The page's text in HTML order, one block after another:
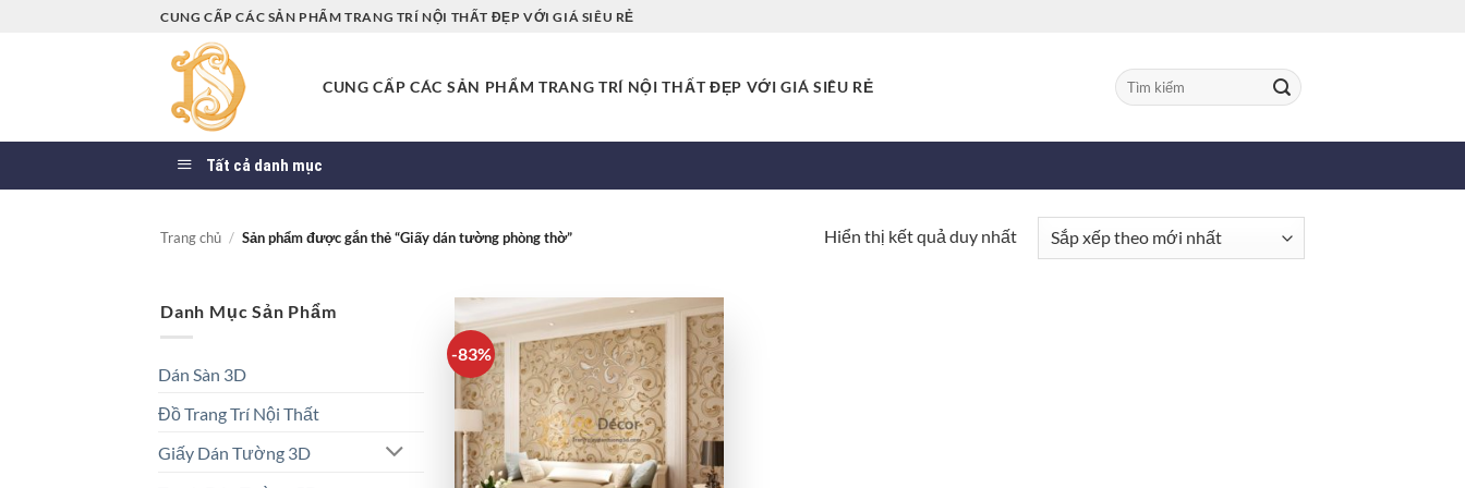
CUNG CẤP CÁC SẢN PHẨM TRANG TRÍ NỘI THẤT ĐẸP VỚI GIÁ SIÊU RẺ
CUNG CẤP CÁC SẢN PHẨM TRANG TRÍ NỘI THẤT ĐẸP VỚI GIÁ SIÊU RẺ
Tìm
kiếm:
Tất cả danh mục
Trang chủ / Sản phẩm được gắn thẻ “Giấy dán tường phòng thờ” Hiển thị kết quả duy nhất
Danh Mục Sản Phẩm
Dán Sàn 3D
Đồ Trang Trí Nội Thất
Giấy Dán Tường 3D
-83%